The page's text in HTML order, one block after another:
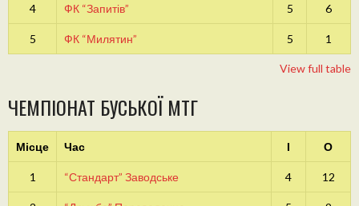
4 ФК “Запитів” 5 6
5 ФК “Милятин” 5 1
View full table
ЧЕМПІОНАТ БУСЬКОЇ МТГ
Місце Час І О
1 “Стандарт” Заводське 4 12